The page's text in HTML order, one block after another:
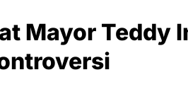
Mayor Teddy